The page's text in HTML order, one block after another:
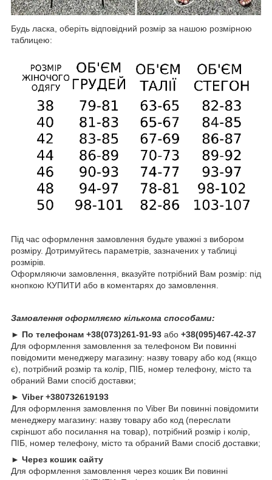
Будь ласка, оберіть відповідний розмір за нашою розмірною
таблицею:
Під час оформлення замовлення будьте уважні з вибором
розміру. Дотримуйтесь параметрів, зазначених у таблиці
розмірів.
Оформляючи замовлення, вказуйте потрібний Вам розмір: під
кнопкою КУПИТИ або в коментарях до замовлення.
Замовлення оформляємо кількома способами:
► По телефонам +38(073)261-91-93 або +38(095)467-42-37
Для оформлення замовлення за телефоном Ви повинні
повідомити менеджеру магазину: назву товару або код (якщо
є), потрібний розмір та колір, ПІБ, номер телефону, місто та
обраний Вами спосіб доставки;
► Viber +380732619193
Для оформлення замовлення по Viber Ви повинні повідомити
менеджеру магазину: назву товару або код (переслати
скріншот або посилання на товар), потрібний розмір і колір,
ПІБ, номер телефону, місто та обраний Вами спосіб доставки;
► Через кошик сайту
Для оформлення замовлення через кошик Ви повинні